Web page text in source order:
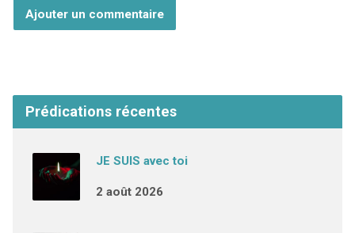
Prédications récentes
JE SUIS avec toi
2 août 2026